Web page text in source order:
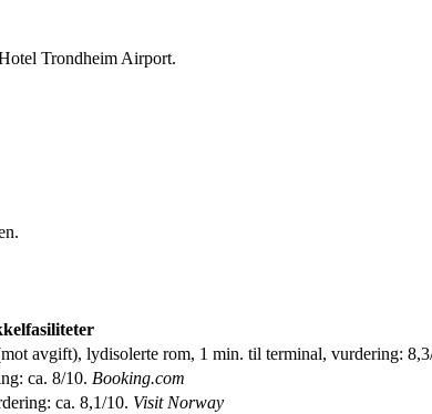
Trondheim Airport.
avgift), lydisolerte rom, 1 min. til terminal, vurdering:
ca. 8/10. Booking.com
ca. 8,1/10. Visit Norway